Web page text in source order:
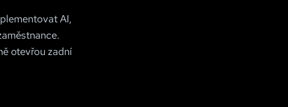
AI,
otevřou zadní